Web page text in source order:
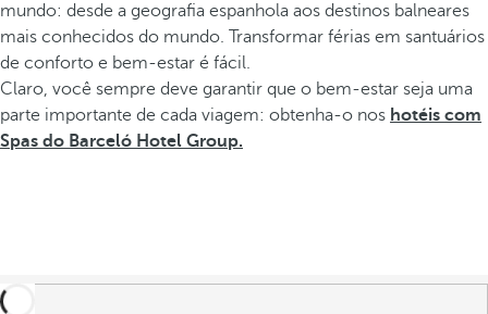
mundo: desde a geografia espanhola aos destinos balneares
mais conhecidos do mundo. Transformar férias em santuários
de conforto e bem-estar é fácil.
Claro, você sempre deve garantir que o bem-estar seja uma
parte importante de cada viagem: obtenha-o nos hotéis com
Spas do Barceló Hotel Group.